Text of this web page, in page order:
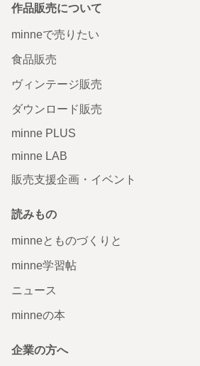
作品販売について
minneで売りたい
食品販売
ヴィンテージ販売
ダウンロード販売
minne PLUS
minne LAB
販売支援企画・イベント
読みもの
minneとものづくりと
minne学習帖
ニュース
minneの本
企業の方へ